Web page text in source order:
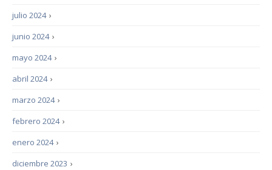
›
julio 2024
›
junio 2024
›
mayo 2024
›
abril 2024
›
marzo 2024
›
febrero 2024
›
enero 2024
›
diciembre 2023